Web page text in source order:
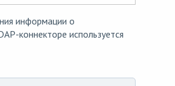
информации о
коннекторе используется